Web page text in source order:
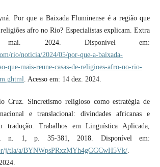
Por que a Baixada Fluminense é a região que
religiões afro no Rio? Especialistas explicam. Extra
2024. Disponível em:
rio/noticia/2024/05/por-que-a-baixada-
que-mais-reune-casas-de-religioes-afro-no-rio-
. Acesso em: 14 dez. 2024.
Cruz. Sincretismo religioso como estratégia de
e translacional: divindades africanas e
tradução. Trabalhos em Linguística Aplicada,
n. 1, p. 35-381, 2018. Disponível em:
j/tla/a/BYNWpsPRxzMYh4gGGCwH5Vk/.